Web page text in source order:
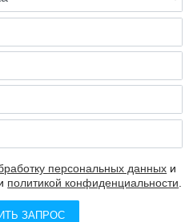
персональных данных и
политикой конфиденциальности
ЗАПРОС